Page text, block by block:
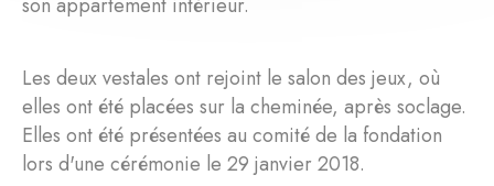
Les deux vestales ont rejoint le salon des jeux, où
elles ont été placées sur la cheminée, après soclage.
Elles ont été présentées au comité de la fondation
lors d'une cérémonie le 29 janvier 2018.